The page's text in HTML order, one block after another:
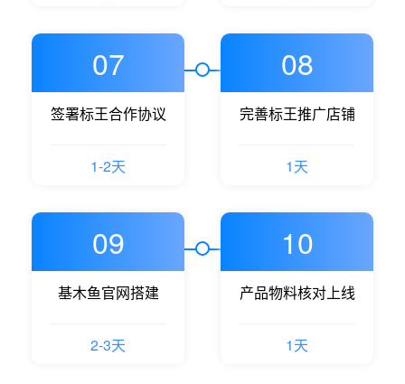
07
签署标王合作协议
1-2天
08
完善标王推广店铺
1天
09
基木鱼官网搭建
2-3天
10
产品物料核对上线
1天